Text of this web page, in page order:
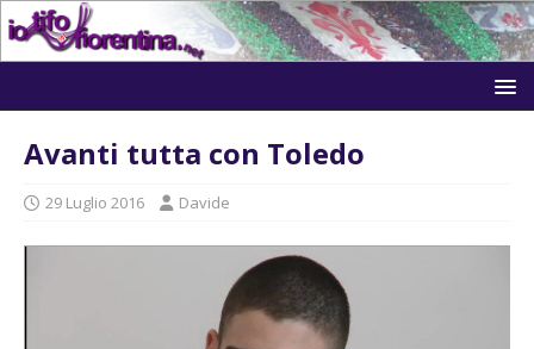
Avanti tutta con Toledo
29 Luglio 2016 Davide